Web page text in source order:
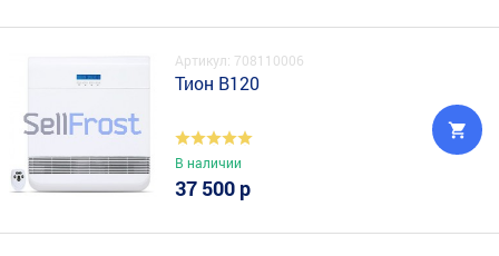
Артикул: 708110006
Тион В120
В наличии
37 500 р